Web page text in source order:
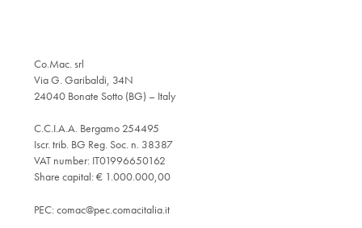
Co.Mac. srl
Via G. Garibaldi, 34N
24040 Bonate Sotto (BG) – Italy
C.C.I.A.A. Bergamo 254495
Iscr. trib. BG Reg. Soc. n. 38387
VAT number: IT01996650162
Share capital: € 1.000.000,00
PEC: comac@pec.comacitalia.it